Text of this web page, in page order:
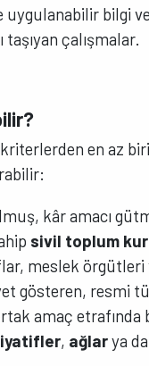
uygulanabilir bilgi
çalışmalar.
en az
kâr amacı
sivil toplum
meslek örgütleri
gösteren, resmi
amaç etrafında
, ağlarya da